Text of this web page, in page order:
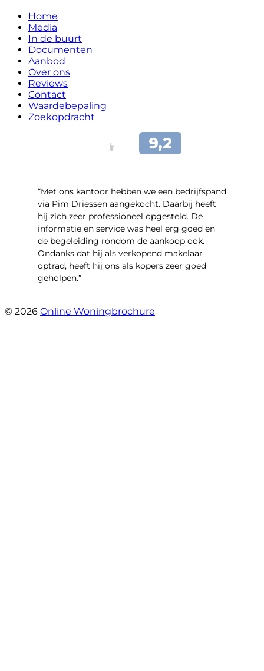
Home
Media
In de buurt
Documenten
Aanbod
Over ons
Reviews
Contact
Waardebepaling
Zoekopdracht
“Met ons kantoor hebben we een bedrijfspand
via Pim Driessen aangekocht. Daarbij heeft
hij zich zeer professioneel opgesteld. De
informatie en service was heel erg goed en
de begeleiding rondom de aankoop ook.
Ondanks dat hij als verkopend makelaar
optrad, heeft hij ons als kopers zeer goed
geholpen.”
© 2026 Online Woningbrochure